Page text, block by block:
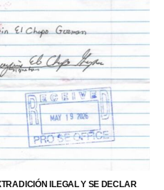
ILEGAL Y SE DECLAR